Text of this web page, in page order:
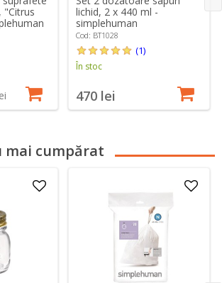
"Citrus
lichid, 2 x 440 ml -
simplehuman
Cod: BT1028
(1)
În stoc
470 lei
mai cumpărat